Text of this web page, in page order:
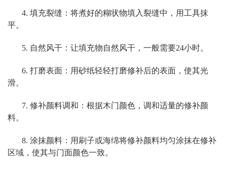
4. 填充裂缝：将煮好的糊状物填入裂缝中，用工具抹
平。
5. 自然风干：让填充物自然风干，一般需要24小时。
6. 打磨表面：用砂纸轻轻打磨修补后的表面，使其光
滑。
7. 修补颜料调和：根据木门颜色，调和适量的修补颜
料。
8. 涂抹颜料：用刷子或海绵将修补颜料均匀涂抹在修补
区域，使其与门面颜色一致。